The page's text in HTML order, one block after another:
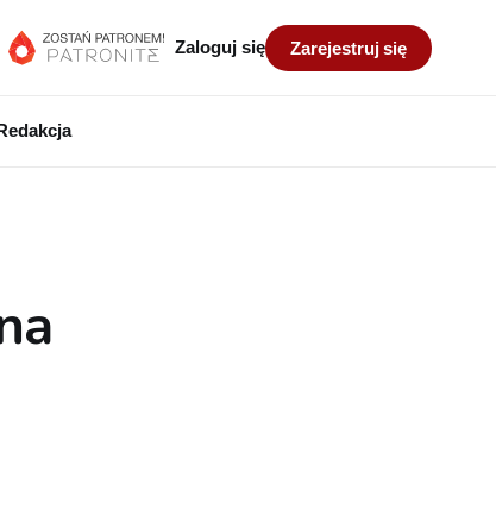
Zaloguj się Zarejestruj się